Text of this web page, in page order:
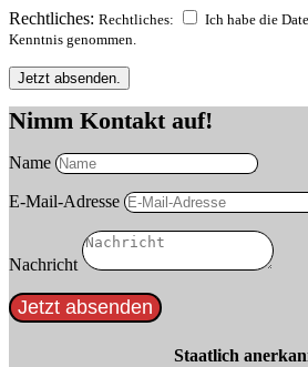
Rechtliches: Rechtliches:
Ich habe die
Kenntnis genommen.
Jetzt absenden.
Nimm Kontakt auf!
Name
E-Mail-Adresse
Nachricht
Jetzt absenden
Staatlich